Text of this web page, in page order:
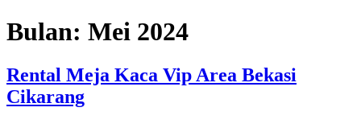
Bulan: Mei 2024
Rental Meja Kaca Vip Area Bekasi
Cikarang